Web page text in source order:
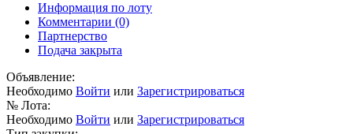
Информация по лоту
Комментарии (0)
Партнерство
Подача закрыта
Объявление:
Необходимо Войти или Зарегистрироваться
№ Лота:
Необходимо Войти или Зарегистрироваться